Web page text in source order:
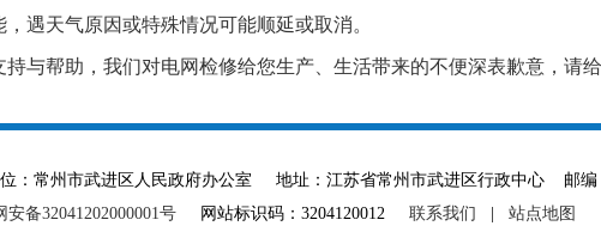
遇天气原因或特殊情况可能顺延或取消。
与帮助，我们对电网检修给您生产、生活带来的不便深表歉意，请给
：常州市武进区人民政府办公室 地址：江苏省常州市武进区行政中心 邮编
安备32041202000001号 网站标识码：3204120012 联系我们 站点地图